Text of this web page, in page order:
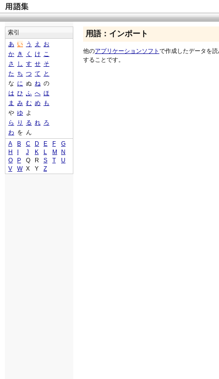
用語：インポート
他のアプリケーションソフト で作成したデータを
することです。
索引
あ い う え
お
か き く け こ
さ
し す せ そ
た ち つ て
と
な に ぬ ね の
は ひ ふ へ ほ
ま
み む め
も
や ゆ よ
ら
り る れ ろ
わ を ん
A
B C D E F
G
H
J K L M
N
O
P Q R S T
U
V
W X Y Z